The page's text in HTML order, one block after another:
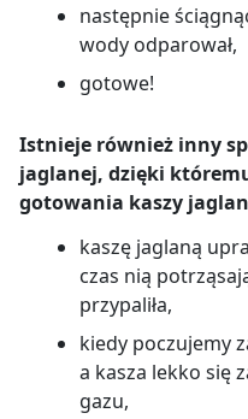
następnie
wody odparował,
gotowe!
Istnieje również inny
jaglanej, dzięki
gotowania kaszy
kaszę jaglaną
czas nią
przypaliła,
kiedy poczujemy
a kasza lekko się
gazu,